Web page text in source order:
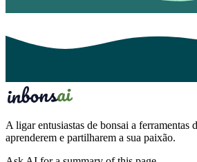
A ligar entusiastas de bonsai a ferramentas
aprenderem e partilharem a sua paixão.